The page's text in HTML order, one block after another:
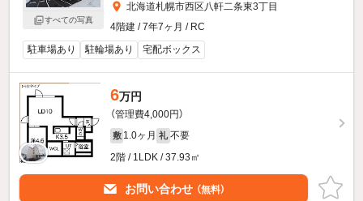
すべての写真
北海道札幌市西区八軒二条東3丁目
4階建 / 7年7ヶ月 / RC
駐車場あり
駐輪場あり 宅配ボックス
6万円
（管理費4,000円）
敷 1.0ヶ月 礼 不要
2階 / 1LDK / 37.93㎡
お問い合わせ （無料）